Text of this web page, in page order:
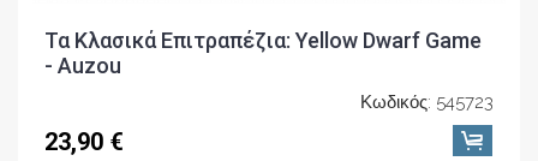
Τα Κλασικά Επιτραπέζια: Yellow Dwarf Game
- Auzou
Κωδικός: 545723
23,90 €